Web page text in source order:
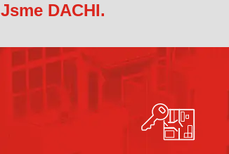
Jsme DACHI.